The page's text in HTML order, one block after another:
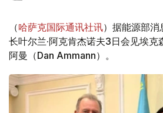
（哈萨克国际通讯社讯）据能源部
长叶尔兰·阿克肯杰诺夫3日会见埃克
阿曼（Dan Ammann）。